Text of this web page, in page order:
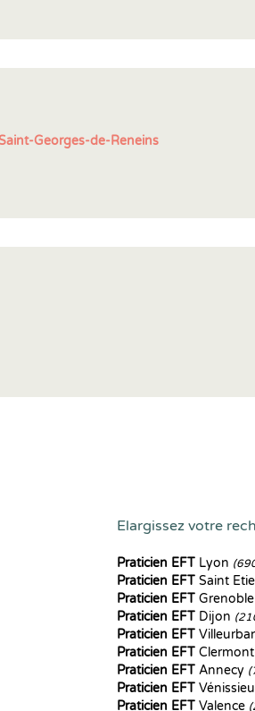
Saint-Georges-de-Reneins
Elargissez votre
Praticien EFT Lyon
Praticien EFT Saint
Praticien EFT Grenoble
Praticien EFT Dijon
Praticien EFT
Praticien EFT
Praticien EFT Annecy
Praticien EFT
Praticien EFT Valence